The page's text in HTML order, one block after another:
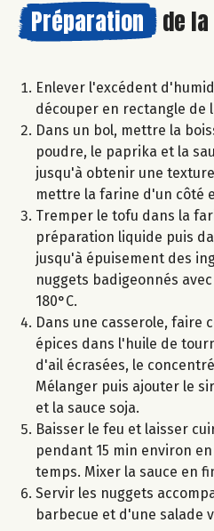
Préparation de la
Enlever l'excédent
découper en rectangle de
Dans un bol, mettre la
poudre, le paprika et la
jusqu'à obtenir une
mettre la farine d'un côté
Tremper le tofu dans la
préparation liquide puis
jusqu'à épuisement des
nuggets badigeonnés
180°C.
Dans une casserole, faire
épices dans l'huile de
d'ail écrasées, le
Mélanger puis ajouter le
et la sauce soja.
Baisser le feu et laisser
pendant 15 min environ
temps. Mixer la sauce en
Servir les nuggets
barbecue et d'une salade